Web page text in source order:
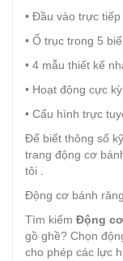
• Đầu vào trực
• Ổ trục trong 5
• 4 mẫu thiết kế
• Hoạt động cực
• Cấu hình trực
Để biết thông số
trang động cơ
tôi .
Động cơ bánh
Tìm kiếm Động
gồ ghề? Chọn
cho phép các lực